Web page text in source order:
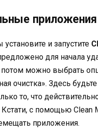
приложения
установите и запустите
для начала
потом можно выбрать
очистка». Здесь
то, что
Кстати, с помощью Clean
приложения.